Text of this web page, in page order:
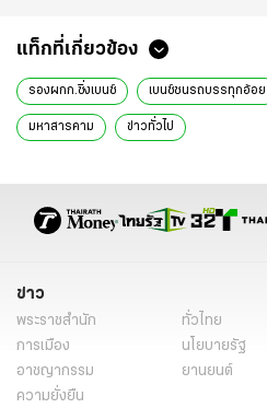
แท็กที่เกี่ยวข้อง
รองผกก.ซิ่งเบนซ์ เบนซ์ชนรถบรรทุกอ้อย
มหาสารคาม ข่าวทั่วไป
ข่าว
พระราชสำนัก ทั่วไทย
การเมือง
นโยบายรัฐ
อาชญากรรม
ยานยนต์
ความยั่งยืน